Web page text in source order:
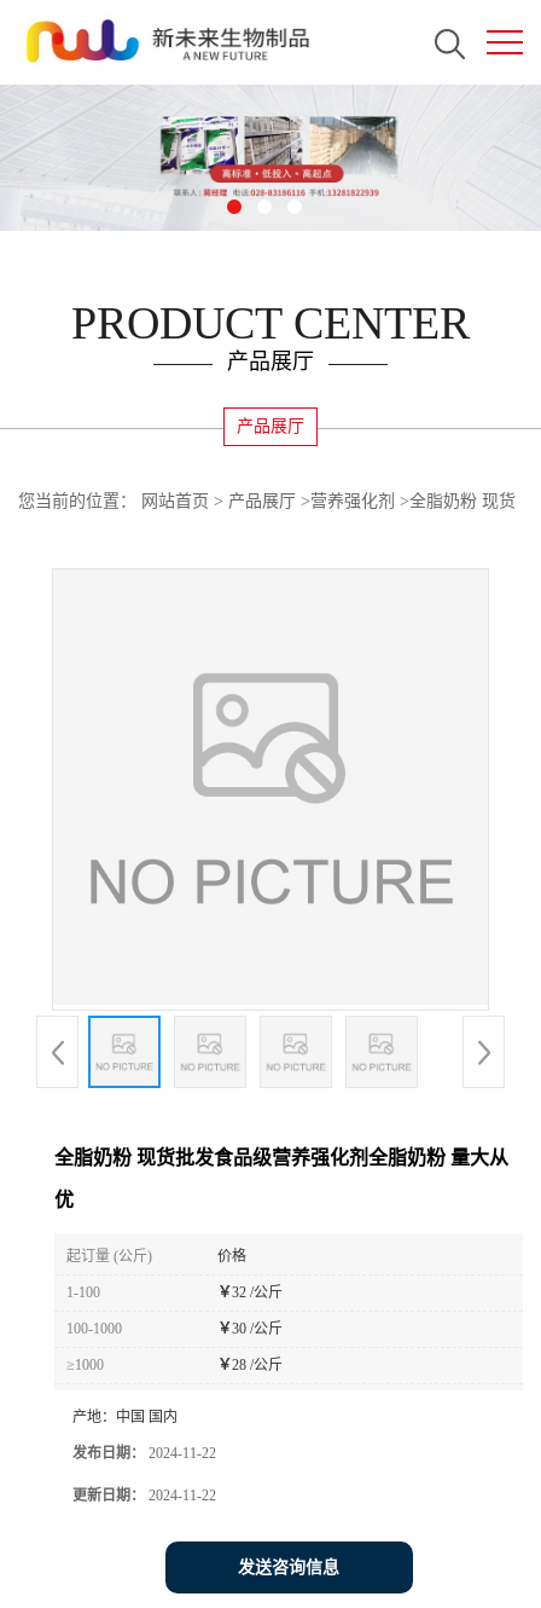
PRODUCT CENTER
产品展厅
产品展厅
您当前的位置： 网站首页 > 产品展厅 >营养强化剂 >全脂奶粉 现货
全脂奶粉 现货批发食品级营养强化剂全脂奶粉 量大从
优
起订量 (公斤) 价格
1-100 ￥32 /公斤
100-1000 ￥30 /公斤
≥1000 ￥28 /公斤
产地： 中国 国内
发布日期： 2024-11-22
更新日期： 2024-11-22
发送咨询信息